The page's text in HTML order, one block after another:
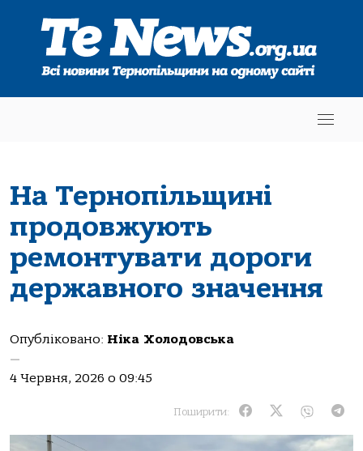
На Тернопільщині
продовжують
ремонтувати дороги
державного значення
Опубліковано: Ніка Холодовська
—
4 Червня, 2026 о 09:45
Поширити: